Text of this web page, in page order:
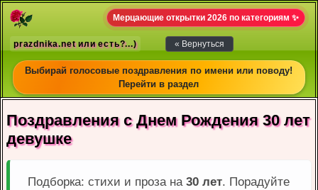
Мерцающие открытки 2026 по категориям ✨
prazdnika.net или есть?...) « Вернуться
Выбирай голосовые поздравления по имени или поводу!
Перейти в раздел
Поздравления с Днем Рождения 30 лет
девушке
Подборка: стихи и проза на 30 лет. Порадуйте